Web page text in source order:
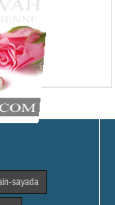
sayada